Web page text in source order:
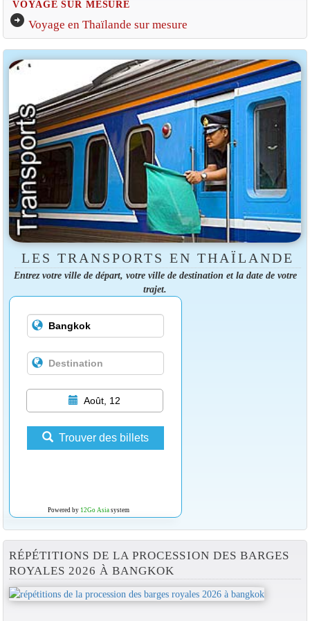
VOYAGE SUR MESURE
arrow_circle_right Voyage en Thaïlande sur mesure
LES TRANSPORTS EN THAÏLANDE
Entrez votre ville de départ, votre ville de destination et la date de votre
trajet.
Août, 12
Trouver des billets
Powered by 12Go Asiasystem
RÉPÉTITIONS DE LA PROCESSION DES BARGES
ROYALES 2026 À BANGKOK